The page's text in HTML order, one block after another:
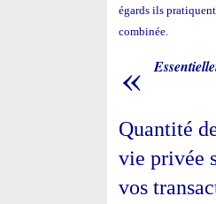
égards ils
combinée.
« E
Quantité
vie privée
vos